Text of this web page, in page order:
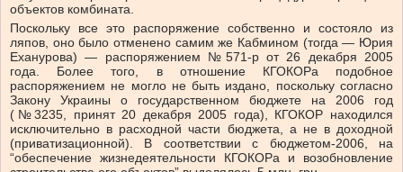
объектов комбината.
Поскольку все это распоряжение собственно и состояло из
ляпов, оно было отменено самим же Кабмином (тогда — Юрия
Еханурова) — распоряжением №571-р от 26 декабря 2005
года. Более того, в отношение КГОКОРа подобное
распоряжением не могло не быть издано, поскольку согласно
Закону Украины о государственном бюджете на 2006 год
(№3235, принят 20 декабря 2005 года), КГОКОР находился
исключительно в расходной части бюджета, а не в доходной
(приватизационной). В соответствии с бюджетом-2006, на
“обеспечение жизнедеятельности КГОКОРа и возобновление